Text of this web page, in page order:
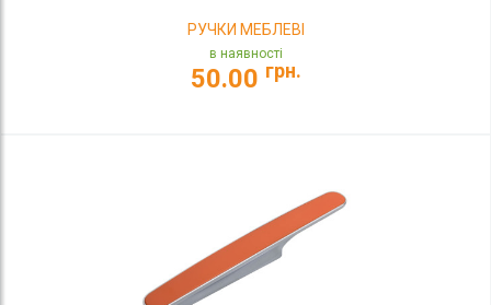
РУЧКИ МЕБЛЕВІ
в наявності
50.00 грн.